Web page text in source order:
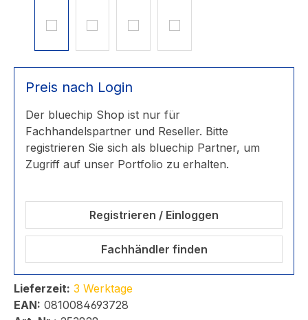
Preis nach Login
Der bluechip Shop ist nur für
Fachhandelspartner und Reseller. Bitte
registrieren Sie sich als bluechip Partner, um
Zugriff auf unser Portfolio zu erhalten.
Registrieren / Einloggen
Fachhändler finden
Lieferzeit: 3 Werktage
EAN: 0810084693728